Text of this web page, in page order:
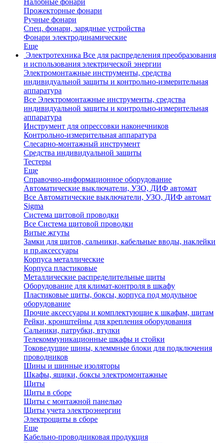
Налобные фонари
Прожекторные фонари
Ручные фонари
Спец. фонари, зарядные устройства
Фонари электродинамические
Еще
Электротехника Все для распределения преобразования
и использования электрической энергии
Электромонтажные инструменты, средства
индивидуальной защиты и контрольно-измерительная
аппаратура
Все Электромонтажные инструменты, средства
индивидуальной защиты и контрольно-измерительная
аппаратура
Инструмент для опрессовки наконечников
Контрольно-измерительная аппаратура
Слесарно-монтажный инструмент
Средства индивидуальной защиты
Тестеры
Еще
Справочно-информационное оборудование
Автоматические выключатели, УЗО, ДИФ автомат
Все Автоматические выключатели, УЗО, ДИФ автомат
Sigma
Система щитовой проводки
Все Система щитовой проводки
Витые жгуты
Замки для щитов, сальники, кабельные вводы, наклейки
и пр.аксессуары
Корпуса металлические
Корпуса пластиковые
Металлические распределительные щиты
Оборудование для климат-контроля в шкафу
Пластиковые щиты, боксы, корпуса под модульное
оборудование
Прочие аксессуары и комплектующие к шкафам, щитам
Рейки, кронштейны для крепления оборудования
Сальники, патрубки, втулки
Телекоммуникационные шкафы и стойки
Токоведущие шины, клеммные блоки для подключения
проводников
Шины и шинные изоляторы
Шкафы, ящики, боксы электромонтажные
Щиты
Щиты в сборе
Щиты с монтажной панелью
Щиты учета электроэнергии
Электрощиты в сборе
Еще
Кабельно-проводниковая продукция